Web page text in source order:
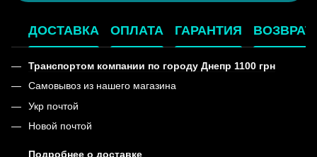
ДОСТАВКА ОПЛАТА ГАРАНТИЯ ВОЗВРАТ
Транспортом компании по городу Днепр 1100 грн
Самовывоз из нашего магазина
Укр почтой
Новой почтой
Подробнее о доставке